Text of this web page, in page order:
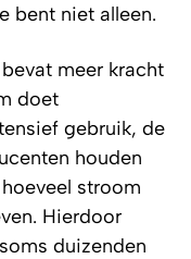
bent niet alleen.
meer kracht
doet
gebruik, de
houden
stroom
Hierdoor
duizenden